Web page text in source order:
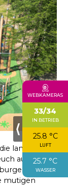
⟨
WEBKAMERAS
33/34
IN BETRIEB
25.8 °C
LUFT
25.7 °C
WASSER
lang
auf eine
und
mutigen